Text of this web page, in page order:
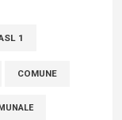
raccoglimento in
1
COMUNE